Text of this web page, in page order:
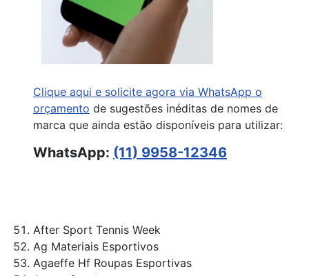
Clique aqui e solicite agora via WhatsApp o
orçamento de sugestões inéditas de nomes de
marca que ainda estão disponíveis para utilizar:
WhatsApp: (11) 9958-12346
After Sport Tennis Week
Ag Materiais Esportivos
Agaeffe Hf Roupas Esportivas